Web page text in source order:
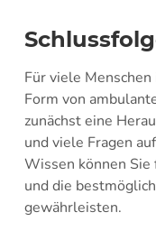
Für viele
Form von
zunächst eine
und viele Fragen
Wissen können
und die
gewährleisten.